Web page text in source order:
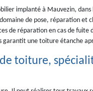
implanté à Mauvezin, dans
de pose, réparation et
de réparation en cas de
garantit une toiture étanche
toiture,